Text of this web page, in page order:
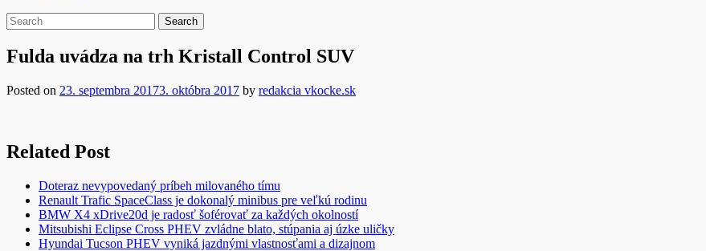
Fulda uvádza na trh Kristall Control SUV
Posted on 23. septembra 20173. októbra 2017 by redakcia vkocke.sk
Related Post
Doteraz nevypovedaný príbeh milovaného tímu
Renault Trafic SpaceClass je dokonalý minibus pre veľkú rodinu
BMW X4 xDrive20d je radosť šoférovať za každých okolností
Mitsubishi Eclipse Cross PHEV zvládne blato, stúpania aj úzke uličky
Hyundai Tucson PHEV vyniká jazdnými vlastnosťami a dizajnom